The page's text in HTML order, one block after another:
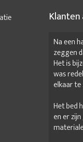
Na een
zeggen
Het is
was
elkaar
Het bed
en er